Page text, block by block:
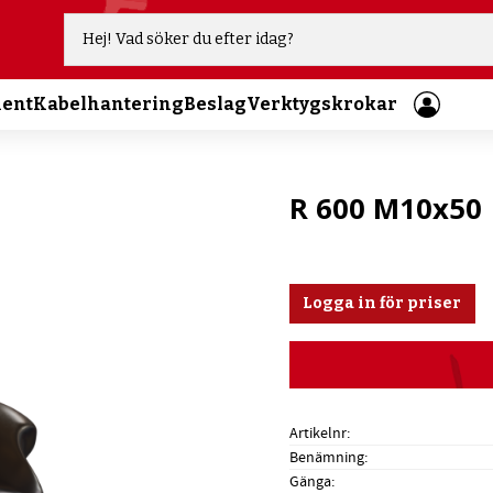
KabelhanteringBeslagVerktygskrokar
R 600 M10x50
Logga in för priser
Artikelnr
Benämning
Gänga